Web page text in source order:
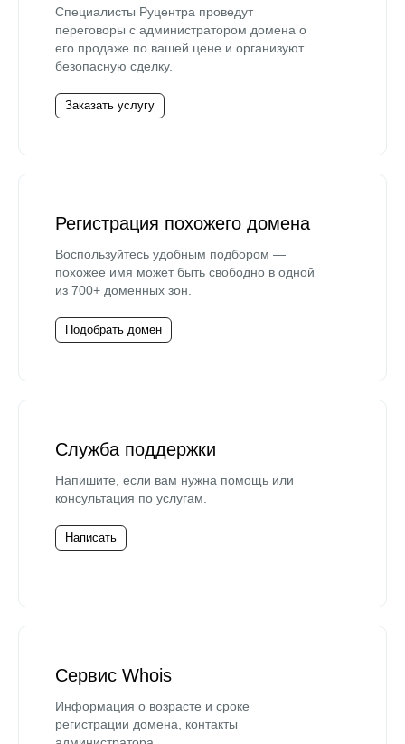
Специалисты Руцентра проведут
переговоры с администратором домена о
его продаже по вашей цене и организуют
безопасную сделку.
Заказать услугу
Регистрация похожего домена
Воспользуйтесь удобным подбором —
похожее имя может быть свободно в одной
из 700+ доменных зон.
Подобрать домен
Служба поддержки
Напишите, если вам нужна помощь или
консультация по услугам.
Написать
Сервис Whois
Информация о возрасте и сроке
регистрации домена, контакты